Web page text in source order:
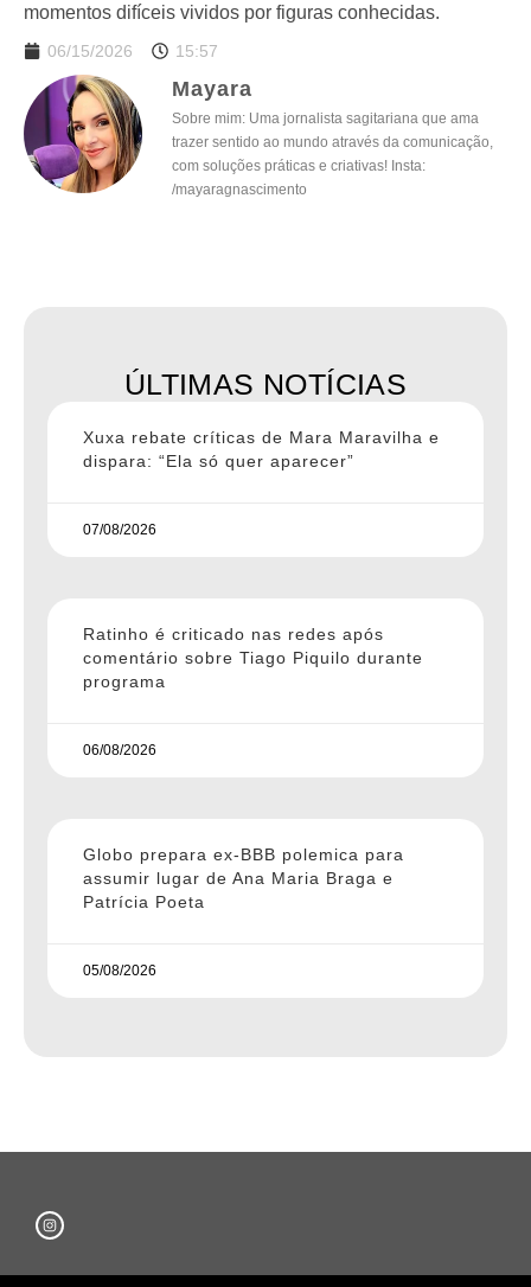
momentos difíceis vividos por figuras conhecidas.
06/15/2026 15:57
Mayara
Sobre mim: Uma jornalista sagitariana que ama
trazer sentido ao mundo através da comunicação,
com soluções práticas e criativas! Insta:
/mayaragnascimento
ÚLTIMAS NOTÍCIAS
Xuxa rebate críticas de Mara Maravilha e
dispara: “Ela só quer aparecer”
07/08/2026
Ratinho é criticado nas redes após
comentário sobre Tiago Piquilo durante
programa
06/08/2026
Globo prepara ex-BBB polemica para
assumir lugar de Ana Maria Braga e
Patrícia Poeta
05/08/2026